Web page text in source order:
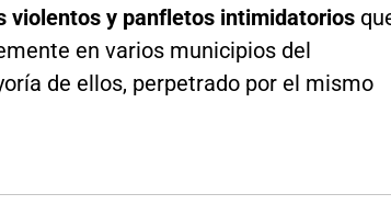
violentos y panfletos intimidatorios
en varios municipios del
de ellos, perpetrado por el mismo